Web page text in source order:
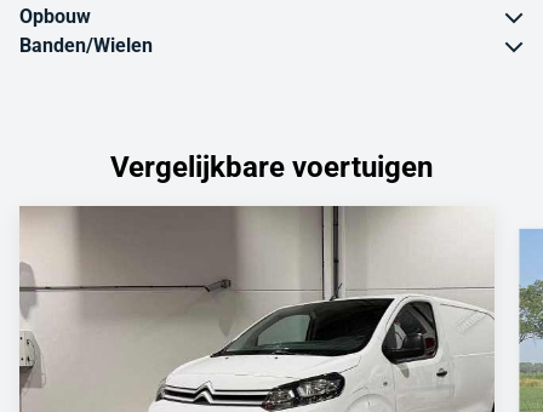
Opbouw
Banden/Wielen
Vergelijkbare voertuigen